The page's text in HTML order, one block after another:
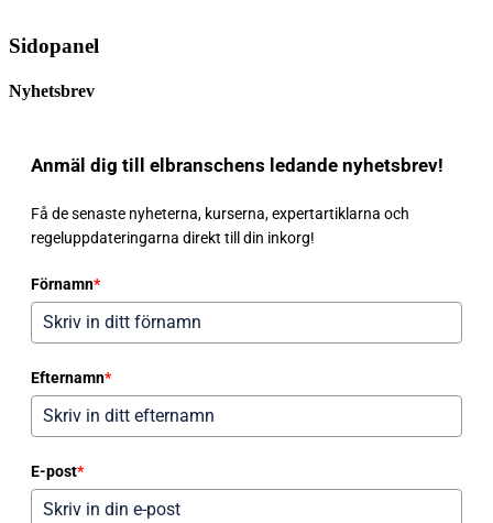
Sidopanel
Nyhetsbrev
Anmäl dig till elbranschens ledande nyhetsbrev!
Få de senaste nyheterna, kurserna, expertartiklarna och
regeluppdateringarna direkt till din inkorg!
Förnamn*
Efternamn*
E-post*